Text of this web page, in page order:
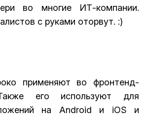
во многие ИТ-компании.
с руками оторвут. :)
применяют во фронтенд-
его используют для
на Android и iOS и